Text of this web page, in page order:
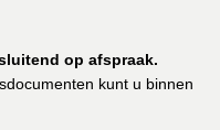
op afspraak.
kunt u binnen